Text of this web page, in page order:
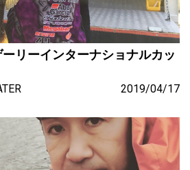
リーインターナショナルカッ
2019/04/17